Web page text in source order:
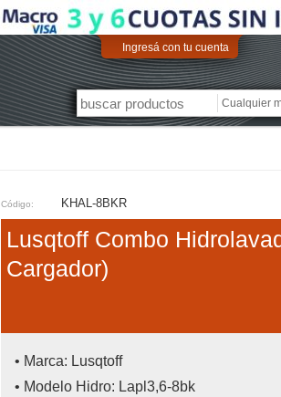
Ingresá con tu cuenta
Código: KHAL-8BKR
Lusqtoff Combo
Cargador)
• Marca: Lusqtoff
• Modelo Hidro: Lapl3,6-8bk